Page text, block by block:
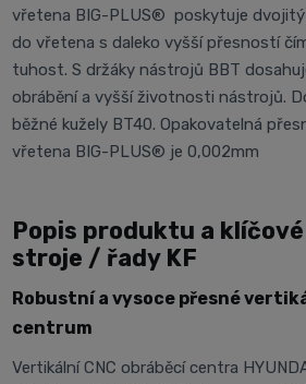
vřetena BIG-PLUS® poskytuje
do vřetena s daleko vyšší přesností
tuhost. S držáky nástrojů BBT
obrábění a vyšší životnosti nástrojů.
běžné kužely BT40. Opakovatelná
vřetena BIG-PLUS® je 0,002mm
Popis produktu a
stroje / řady KF
Robustní a vysoce přesné
centrum
Vertikální CNC obráběcí centra